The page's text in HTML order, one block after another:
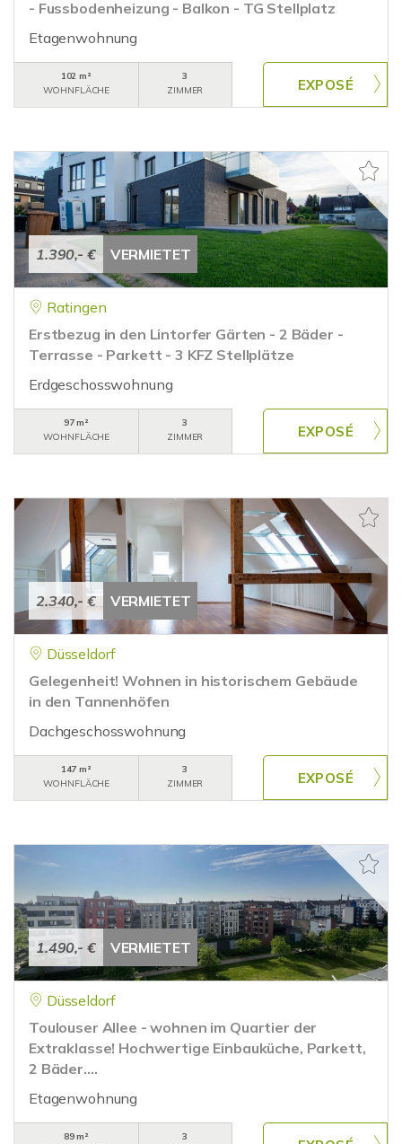
- Fussbodenheizung - Balkon - TG Stellplatz
Etagenwohnung
102 m²
WOHNFLÄCHE
3
ZIMMER
1.390,- € VERMIETET
Ratingen
Erstbezug in den Lintorfer Gärten - 2 Bäder -
Terrasse - Parkett - 3 KFZ Stellplätze
Erdgeschosswohnung
97 m²
WOHNFLÄCHE
3
ZIMMER
2.340,- € VERMIETET
Düsseldorf
Gelegenheit! Wohnen in historischem Gebäude
in den Tannenhöfen
Dachgeschosswohnung
147 m²
WOHNFLÄCHE
3
ZIMMER
1.490,- € VERMIETET
Düsseldorf
Toulouser Allee - wohnen im Quartier der
Extraklasse! Hochwertige Einbauküche, Parkett,
2 Bäder....
Etagenwohnung
89 m²
3